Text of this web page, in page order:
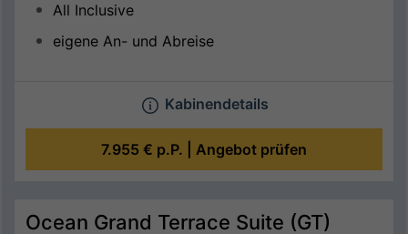
All Inclusive
eigene An- und Abreise
Kabinendetails
7.955 € p.P. | Angebot prüfen
Ocean Grand Terrace Suite (GT)